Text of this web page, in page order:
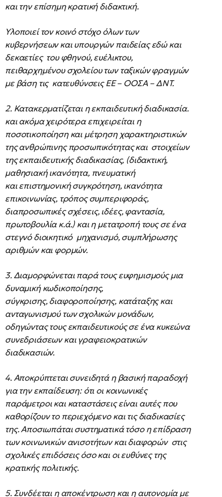
και την επίσημη κρατική διδακτική.
Υλοποιεί τον κοινό στόχο όλων των
κυβερνήσεων και υπουργών παιδείας εδώ και
δεκαετίες του φθηνού, ευέλικτου,
πειθαρχημένου σχολείου των ταξικών φραγμών
με βάση τις κατευθύνσεις ΕΕ – ΟΟΣΑ – ΔΝΤ.
2. Κατακερματίζεται η εκπαιδευτική διαδικασία.
και ακόμα χειρότερα επιχειρείται η
ποσοτικοποίηση και μέτρηση χαρακτηριστικών
της ανθρώπινης προσωπικότητας και στοιχείων
της εκπαιδευτικής διαδικασίας, (διδακτική,
μαθησιακή ικανότητα, πνευματική
και επιστημονική συγκρότηση, ικανότητα
επικοινωνίας, τρόπος συμπεριφοράς,
διαπροσωπικές σχέσεις, ιδέες, φαντασία,
πρωτοβουλία κ.ά.) και η μετατροπή τους σε ένα
στεγνό διοικητικό μηχανισμό, συμπλήρωσης
αριθμών και φορμών.
3. Διαμορφώνεται παρά τους ευφημισμούς μια
δυναμική κωδικοποίησης,
σύγκρισης, διαφοροποίησης, κατάταξης και
ανταγωνισμού των σχολικών μονάδων,
οδηγώντας τους εκπαιδευτικούς σε ένα κυκεώνα
συνεδριάσεων και γραφειοκρατικών
διαδικασιών.
4. Αποκρύπτεται συνειδητά η βασική παραδοχή
για την εκπαίδευση: ότι οι κοινωνικές
παράμετροι και καταστάσεις είναι αυτές που
καθορίζουν το περιεχόμενο και τις διαδικασίες
της. Αποσιωπάται συστηματικά τόσο η επίδραση
των κοινωνικών ανισοτήτων και διαφορών στις
σχολικές επιδόσεις όσο και οι ευθύνες της
κρατικής πολιτικής.
5. Συνδέεται η αποκέντρωση και η αυτονομία με